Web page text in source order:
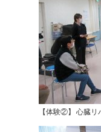
【体験②】 心臓